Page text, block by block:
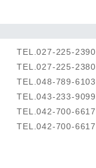
TEL.027-225-2390
TEL.027-225-2380
TEL.048-789-6103
TEL.043-233-9099
TEL.042-700-6617
TEL.042-700-6617